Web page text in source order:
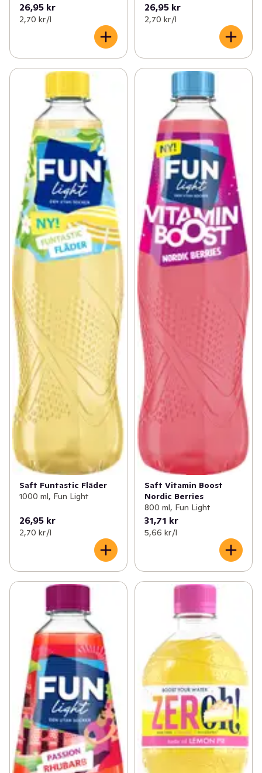
26,95 kr
2,70 kr /l
26,95 kr
2,70 kr /l
Saft Funtastic Fläder
1000 ml, Fun Light
26,95 kr
2,70 kr /l
Saft Vitamin Boost
Nordic Berries
800 ml, Fun Light
31,71 kr
5,66 kr /l